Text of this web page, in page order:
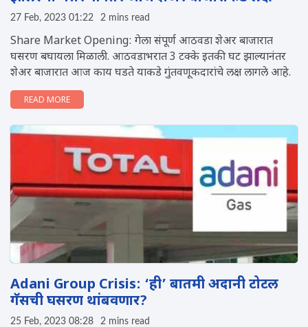
27 Feb, 2023 01:22 2 mins read
Share Market Opening: गेला संपूर्ण आठवडा शेअर बाजारात
घसरण बघायला मिळाली. आठवडाभरात 3 टक्के इतकी घट झाल्यानंतर
शेअर बाजारात आज काय घडते याकडे गुंतवणूकदारांचे लक्ष लागले आहे.
READ MORE
Adani Group Crisis: ‘ही’ बातमी अदानी टोटल
गॅसची घसरण थांबवणार?
25 Feb, 2023 08:28 2 mins read